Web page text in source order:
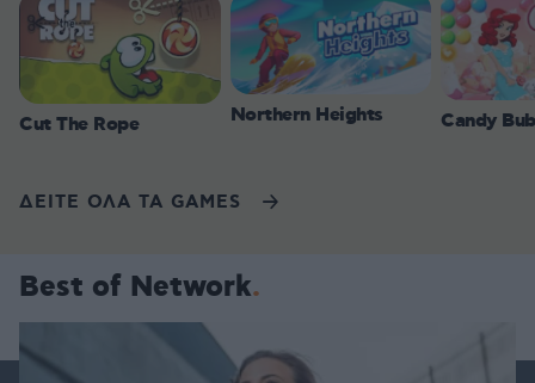
Cut The Rope Northern Heights Candy
ΔΕΙΤΕ ΟΛΑ ΤΑ GAMES
Best of Network